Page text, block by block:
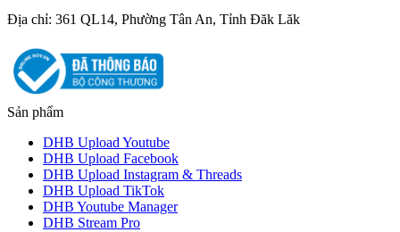
Địa chỉ: 361 QL14, Phường Tân An, Tỉnh Đăk Lăk
Sản phẩm
DHB Upload Youtube
DHB Upload Facebook
DHB Upload Instagram & Threads
DHB Upload TikTok
DHB Youtube Manager
DHB Stream Pro